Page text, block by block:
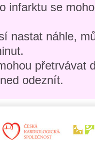
infarktu se
nastat náhle,
přetrvávat
odeznít.